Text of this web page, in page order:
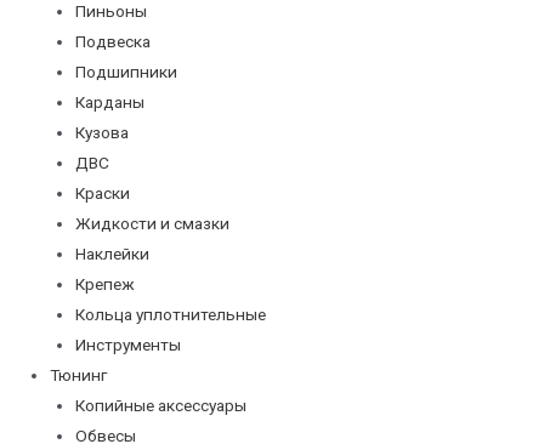
Пиньоны
Подвеска
Подшипники
Карданы
Кузова
ДВС
Краски
Жидкости и смазки
Наклейки
Крепеж
Кольца уплотнительные
Инструменты
Тюнинг
Копийные аксессуары
Обвесы